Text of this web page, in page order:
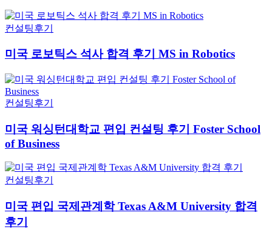
컨설팅후기
미국 로보틱스 석사 합격 후기 MS in Robotics
컨설팅후기
미국 워싱턴대학교 편입 컨설팅 후기 Foster School
of Business
컨설팅후기
미국 편입 국제관계학 Texas A&M University 합격
후기